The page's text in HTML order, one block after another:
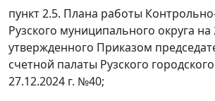
пункт 2.5. Плана работы
Рузского муниципального округа на
утвержденного Приказом
счетной палаты Рузского
27.12.2024 г. №40;